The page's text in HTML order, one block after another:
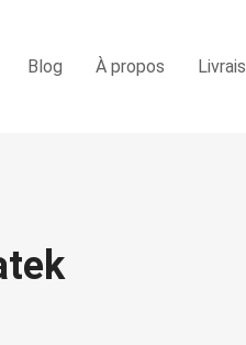
Blog À propos